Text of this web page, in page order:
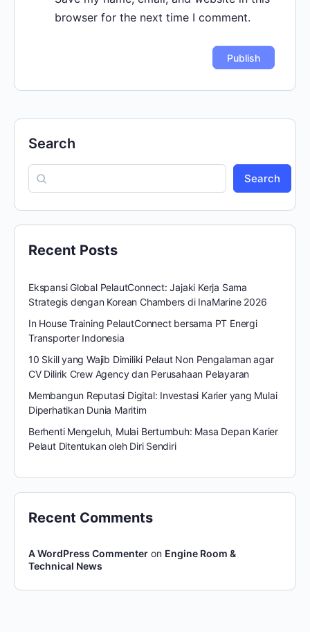
browser for the next time I comment.
Search
Search
Recent Posts
Ekspansi Global PelautConnect: Jajaki Kerja Sama
Strategis dengan Korean Chambers di InaMarine 2026
In House Training PelautConnect bersama PT Energi
Transporter Indonesia
10 Skill yang Wajib Dimiliki Pelaut Non Pengalaman agar
CV Dilirik Crew Agency dan Perusahaan Pelayaran
Membangun Reputasi Digital: Investasi Karier yang Mulai
Diperhatikan Dunia Maritim
Berhenti Mengeluh, Mulai Bertumbuh: Masa Depan Karier
Pelaut Ditentukan oleh Diri Sendiri
Recent Comments
A WordPress Commenter on Engine Room &
Technical News